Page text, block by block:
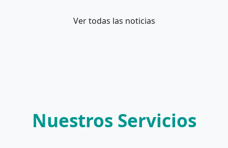
Ver todas las noticias
Nuestros Servicios